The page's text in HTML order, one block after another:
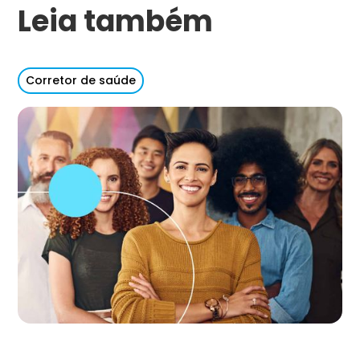
Leia também
Corretor de saúde